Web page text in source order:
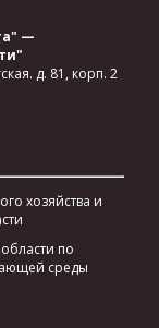
—
д. 81, корп. 2
хозяйства и
по
среды